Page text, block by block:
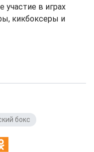
участие в играх
кикбоксеры и
бокс